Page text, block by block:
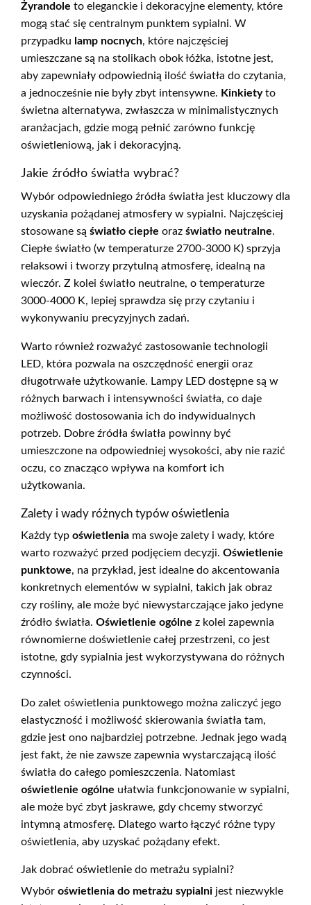
Żyrandole to eleganckie i dekoracyjne elementy, które
mogą stać się centralnym punktem sypialni. W
przypadku lamp nocnych, które najczęściej
umieszczane są na stolikach obok łóżka, istotne jest,
aby zapewniały odpowiednią ilość światła do czytania,
a jednocześnie nie były zbyt intensywne. Kinkietyto
świetna alternatywa, zwłaszcza w minimalistycznych
aranżacjach, gdzie mogą pełnić zarówno funkcję
oświetleniową, jak i dekoracyjną.
Jakie źródło światła wybrać?
Wybór odpowiedniego źródła światła jest kluczowy dla
uzyskania pożądanej atmosfery w sypialni. Najczęściej
stosowane są światło ciepłe oraz światło neutralne.
Ciepłe światło (w temperaturze 2700-3000 K) sprzyja
relaksowi i tworzy przytulną atmosferę, idealną na
wieczór. Z kolei światło neutralne, o temperaturze
3000-4000 K, lepiej sprawdza się przy czytaniu i
wykonywaniu precyzyjnych zadań.
Warto również rozważyć zastosowanie technologii
LED, która pozwala na oszczędność energii oraz
długotrwałe użytkowanie. Lampy LED dostępne są w
różnych barwach i intensywności światła, co daje
możliwość dostosowania ich do indywidualnych
potrzeb. Dobre źródła światła powinny być
umieszczone na odpowiedniej wysokości, aby nie razić
oczu, co znacząco wpływa na komfort ich
użytkowania.
Zalety i wady różnych typów oświetlenia
Każdy typ oświetlenia ma swoje zalety i wady, które
warto rozważyć przed podjęciem decyzji. Oświetlenie
punktowe, na przykład, jest idealne do akcentowania
konkretnych elementów w sypialni, takich jak obraz
czy rośliny, ale może być niewystarczające jako jedyne
źródło światła. Oświetlenie ogólne z kolei zapewnia
równomierne doświetlenie całej przestrzeni, co jest
istotne, gdy sypialnia jest wykorzystywana do różnych
czynności.
Do zalet oświetlenia punktowego można zaliczyć jego
elastyczność i możliwość skierowania światła tam,
gdzie jest ono najbardziej potrzebne. Jednak jego wadą
jest fakt, że nie zawsze zapewnia wystarczającą ilość
światła do całego pomieszczenia. Natomiast
oświetlenie ogólne ułatwia funkcjonowanie w sypialni,
ale może być zbyt jaskrawe, gdy chcemy stworzyć
intymną atmosferę. Dlatego warto łączyć różne typy
oświetlenia, aby uzyskać pożądany efekt.
Jak dobrać oświetlenie do metrażu sypialni?
Wybór oświetlenia do metrażu sypialni jest niezwykle